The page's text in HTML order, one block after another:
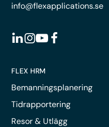
info@flexapplications.se
FLEX HRM
Bemanningsplanering
Tidrapportering
Resor & Utlägg